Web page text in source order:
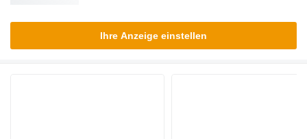
Ihre Anzeige einstellen